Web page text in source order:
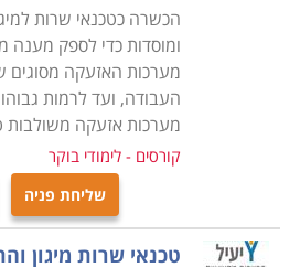
הערב, בהתאם לתכנית מוסד
את הלימודים עם העבודה הקיימת,
קבלת התעודה המקצועית להשתלב
או לחילופין להקים עסק עצמאי
רווחית ומצליחה.
קיימים מספר מוסדות לימוד בהם
בחלקם קיים אף מערך השמה אשר
הכשרה כטכנאי שרות
ומוסדות כדי לספק
מערכות האזעקה מסוגים
העבודה, ועד לרמות
מערכות אזעקה משולבות
קורסים - לימודי בוקר
שליחת פניה
טכנאי שרות מיגון